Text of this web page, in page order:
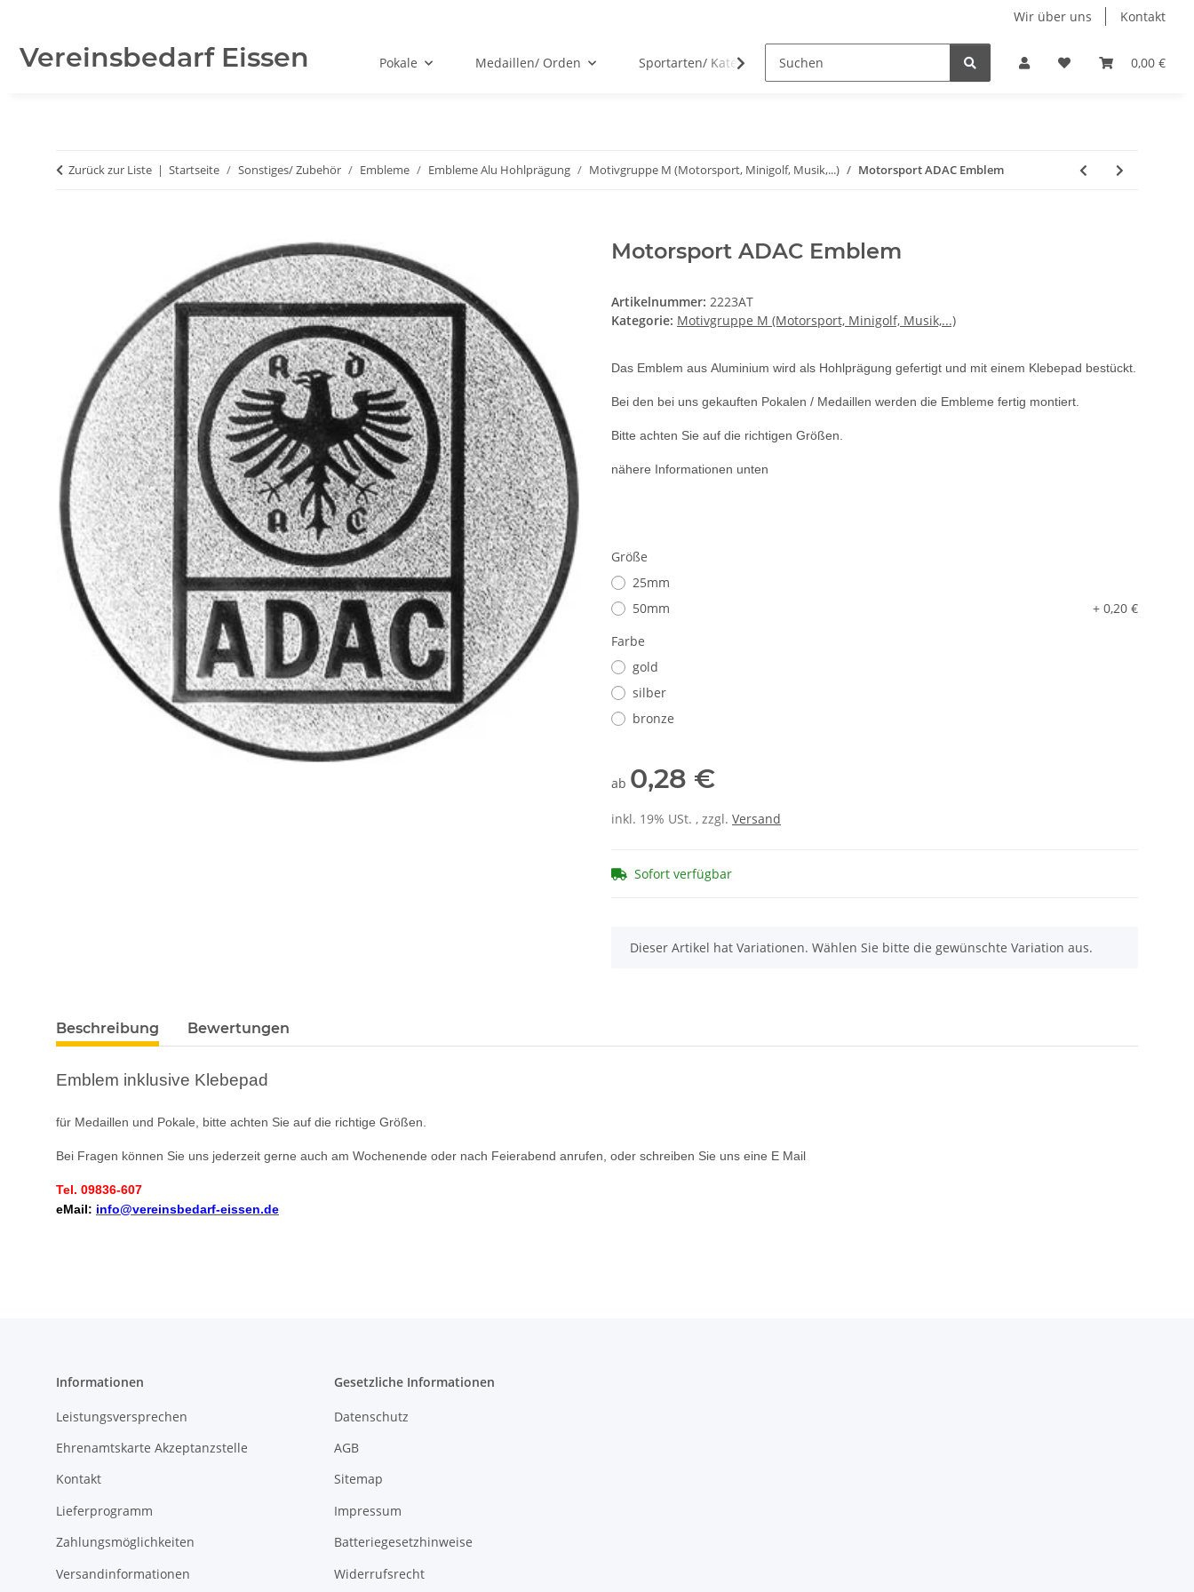
Wir über uns Kontakt
Vereinsbedarf Eissen 0,00 €
Pokale Medaillen/ Orden Sportarten/ Kategorien Kinder- Pokale und Medaillen Restposten
Zurück zur Liste Startseite Sonstiges/ Zubehör Embleme Embleme Alu Hohlprägung Motivgruppe M (Motorsport, Minigolf, Musik,...) Motorsport ADAC Emblem
Motorsport ADAC Emblem
Artikelnummer: 2223AT
Kategorie: Motivgruppe M (Motorsport, Minigolf, Musik,...)
Das Emblem aus Aluminium wird als Hohlprägung gefertigt und mit einem Klebepad bestückt.
Bei den bei uns gekauften Pokalen / Medaillen werden die Embleme fertig montiert.
Bitte achten Sie auf die richtigen Größen.
nähere Informationen unten
Größe
25mm
50mm
+ 0,20 €
Farbe
gold
silber
bronze
ab 0,28 €
inkl. 19% USt. , zzgl. Versand
Sofort verfügbar
x
Dieser Artikel hat Variationen. Wählen Sie bitte die gewünschte Variation aus.
Beschreibung Bewertungen
Emblem inklusive Klebepad
für Medaillen und Pokale, bitte achten Sie auf die richtige Größen.
Bei Fragen können Sie uns jederzeit gerne auch am Wochenende oder nach Feierabend anrufen, oder schreiben Sie uns eine E Mail
Tel. 09836-607
eMail: info@vereinsbedarf-eissen.de
Informationen
Leistungsversprechen
Ehrenamtskarte Akzeptanzstelle
Kontakt
Lieferprogramm
Zahlungsmöglichkeiten
Versandinformationen
Gesetzliche Informationen
Datenschutz
AGB
Sitemap
Impressum
Batteriegesetzhinweise
Widerrufsrecht